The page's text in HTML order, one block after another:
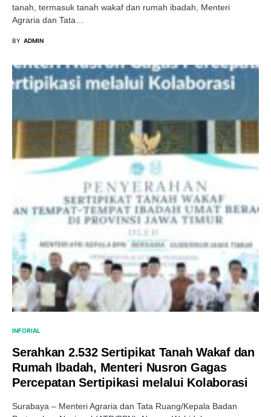
tanah, termasuk tanah wakaf dan rumah ibadah, Menteri
Agraria dan Tata…
BY ADMIN
INFORIAL
Serahkan 2.532 Sertipikat Tanah Wakaf dan
Rumah Ibadah, Menteri Nusron Gagas
Percepatan Sertipikasi melalui Kolaborasi
Surabaya – Menteri Agraria dan Tata Ruang/Kepala Badan